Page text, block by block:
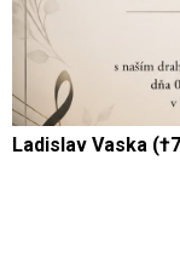
Ladislav Vaska